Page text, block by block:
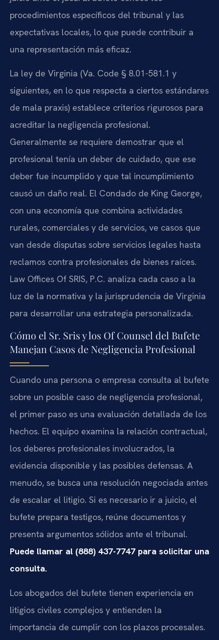
procedimientos específicos del tribunal y las
expectativas locales, lo que puede contribuir a
una representación más eficaz.
La ley de Virginia (Va. Code § 8.01-581.1 y
siguientes, en lo que respecta a ciertos estándares
de mala praxis) establece criterios rigurosos para
acreditar la negligencia profesional.
Generalmente se requiere demostrar que el
profesional tenía un deber de cuidado, que ese
deber fue incumplido y que tal incumplimiento
causó un daño real. El Condado de King George,
con una economía que combina actividades
rurales, comerciales y de servicios, ve casos que
van desde disputas sobre servicios legales hasta
reclamos contra profesionales de bienes raíces.
Law Offices Of SRIS, P.C. analiza cada caso a la
luz de la normativa y la jurisprudencia de Virginia
para desarrollar una estrategia personalizada.
Cómo el Sr. Sris y los Of Counsel del Bufete
Manejan Casos de Negligencia Profesional
Cuando una persona o empresa consulta al bufete
sobre un posible caso de negligencia profesional,
el primer paso es una evaluación detallada de los
hechos. El equipo examina la relación contractual,
los deberes profesionales involucrados, la
evidencia disponible y las posibles defensas. A
menudo, se busca una resolución negociada antes
de escalar el litigio. Si es necesario ir a juicio, el
bufete prepara testigos, reúne documentos y
presenta argumentos sólidos ante el tribunal.
Puede llamar al (888) 437-7747 para solicitar una
consulta.
Los abogados del bufete tienen experiencia en
litigios civiles complejos y entienden la
importancia de cumplir con los plazos procesales.